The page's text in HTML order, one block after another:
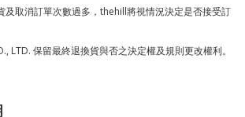
及取消訂單次數過多，thehill將視情況決定是否接受訂
LTD. 保留最終退換貨與否之決定權及規則更改權利。